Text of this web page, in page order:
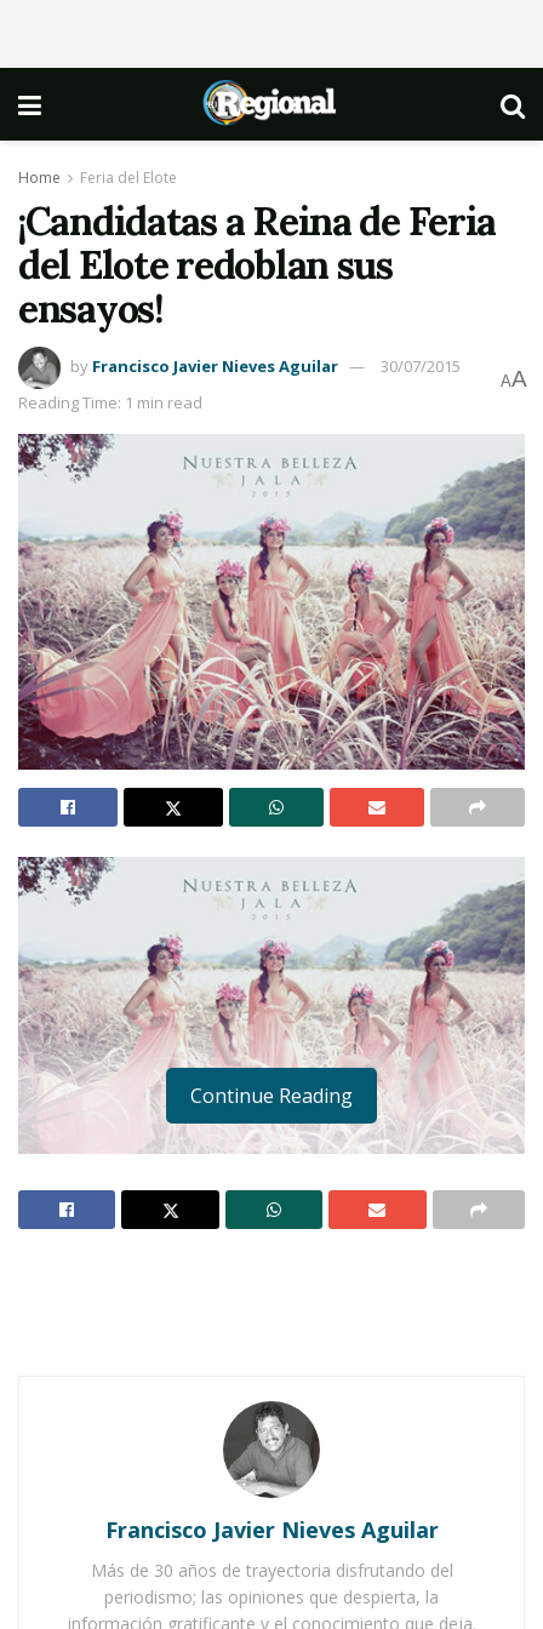
Home Feria del Elote
¡Candidatas a Reina de Feria
del Elote redoblan sus
ensayos!
by Francisco Javier Nieves Aguilar
30/07/2015
Reading Time: 1 min read
AA
belleza natural, son muy despiertas e
chocolate
Continue Reading
Francisco Javier Nieves Aguilar
Más de 30 años de trayectoria disfrutando del
periodismo; las opiniones que despierta, la
información gratificante y el conocimiento que deja.